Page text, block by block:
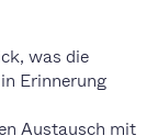
was die
Erinnerung
Austausch mit